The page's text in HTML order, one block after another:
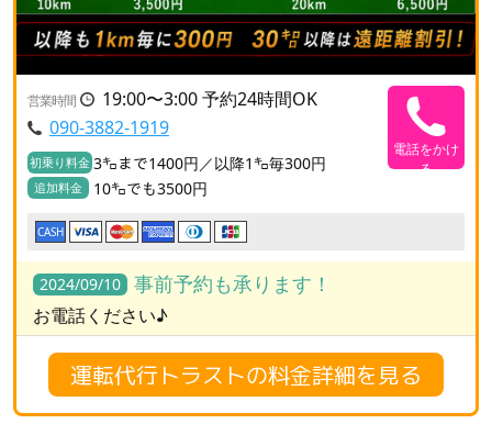
営業時間
19:00〜3:00 予約24時間OK
090-3882-1919
初乗り料金 3㌔まで1400円／以降1㌔毎300円
追加料金 10㌔でも3500円
電話をかけ
る
CASH
2024/09/10 事前予約も承ります！
お電話ください♪
運転代行トラストの料金詳細を見る